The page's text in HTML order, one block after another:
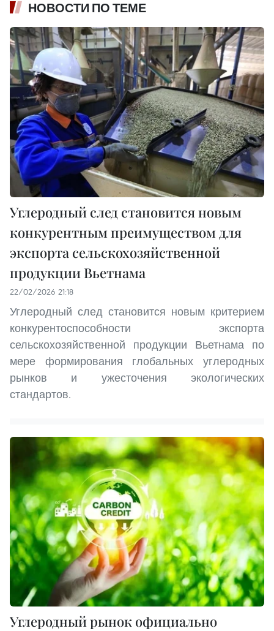
НОВОСТИ ПО ТЕМЕ
Углеродный след становится новым
конкурентным преимуществом для
экспорта сельскохозяйственной
продукции Вьетнама
22/02/2026 21:18
Углеродный след становится новым критерием
конкурентоспособности экспорта
сельскохозяйственной продукции Вьетнама по
мере формирования глобальных углеродных
рынков и ужесточения экологических
стандартов.
Углеродный рынок официально